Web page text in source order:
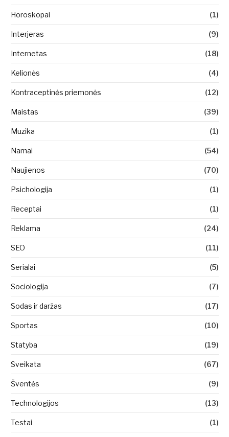
Horoskopai (1)
Interjeras (9)
Internetas (18)
Kelionės (4)
Kontraceptinės priemonės (12)
Maistas (39)
Muzika (1)
Namai (54)
Naujienos (70)
Psichologija (1)
Receptai (1)
Reklama (24)
SEO (11)
Serialai (5)
Sociologija (7)
Sodas ir daržas (17)
Sportas (10)
Statyba (19)
Sveikata (67)
Šventės (9)
Technologijos (13)
Testai (1)